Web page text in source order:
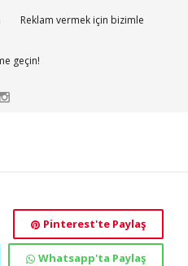
Reklam vermek için bizimle
geçin!
Pinterest'te Paylaş
Whatsapp'ta Paylaş